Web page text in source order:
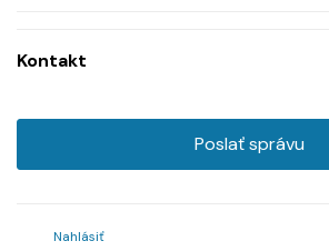
Kontakt
Poslať správu
Nahlásiť